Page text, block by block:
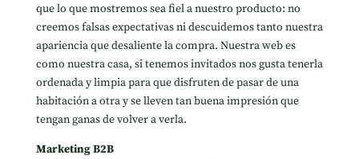
que lo que mostremos sea fiel a nuestro producto: no
creemos falsas expectativas ni descuidemos tanto nuestra
apariencia que desaliente la compra. Nuestra web es
como nuestra casa, si tenemos invitados nos gusta tenerla
ordenada y limpia para que disfruten de pasar de una
habitación a otra y se lleven tan buena impresión que
tengan ganas de volver a verla.
Marketing B2B